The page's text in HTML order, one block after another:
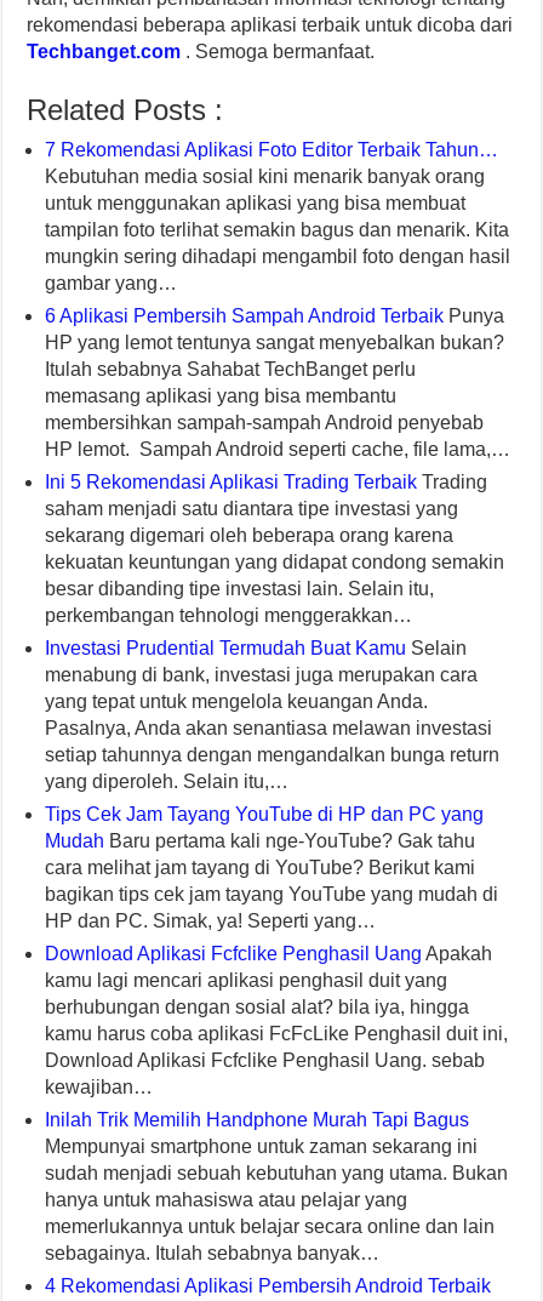
rekomendasi beberapa aplikasi terbaik untuk dicoba dari
Techbanget.com . Semoga bermanfaat.
Related Posts :
7 Rekomendasi Aplikasi Foto Editor Terbaik Tahun…
Kebutuhan media sosial kini menarik banyak orang
untuk menggunakan aplikasi yang bisa membuat
tampilan foto terlihat semakin bagus dan menarik. Kita
mungkin sering dihadapi mengambil foto dengan hasil
gambar yang…
6 Aplikasi Pembersih Sampah Android Terbaik Punya
HP yang lemot tentunya sangat menyebalkan bukan?
Itulah sebabnya Sahabat TechBanget perlu
memasang aplikasi yang bisa membantu
membersihkan sampah-sampah Android penyebab
HP lemot. Sampah Android seperti cache, file lama,…
Ini 5 Rekomendasi Aplikasi Trading Terbaik Trading
saham menjadi satu diantara tipe investasi yang
sekarang digemari oleh beberapa orang karena
kekuatan keuntungan yang didapat condong semakin
besar dibanding tipe investasi lain. Selain itu,
perkembangan tehnologi menggerakkan…
Investasi Prudential Termudah Buat Kamu Selain
menabung di bank, investasi juga merupakan cara
yang tepat untuk mengelola keuangan Anda.
Pasalnya, Anda akan senantiasa melawan investasi
setiap tahunnya dengan mengandalkan bunga return
yang diperoleh. Selain itu,…
Tips Cek Jam Tayang YouTube di HP dan PC yang
Mudah Baru pertama kali nge-YouTube? Gak tahu
cara melihat jam tayang di YouTube? Berikut kami
bagikan tips cek jam tayang YouTube yang mudah di
HP dan PC. Simak, ya! Seperti yang…
Download Aplikasi Fcfclike Penghasil Uang Apakah
kamu lagi mencari aplikasi penghasil duit yang
berhubungan dengan sosial alat? bila iya, hingga
kamu harus coba aplikasi FcFcLike Penghasil duit ini,
Download Aplikasi Fcfclike Penghasil Uang. sebab
kewajiban…
Inilah Trik Memilih Handphone Murah Tapi Bagus
Mempunyai smartphone untuk zaman sekarang ini
sudah menjadi sebuah kebutuhan yang utama. Bukan
hanya untuk mahasiswa atau pelajar yang
memerlukannya untuk belajar secara online dan lain
sebagainya. Itulah sebabnya banyak…
4 Rekomendasi Aplikasi Pembersih Android Terbaik